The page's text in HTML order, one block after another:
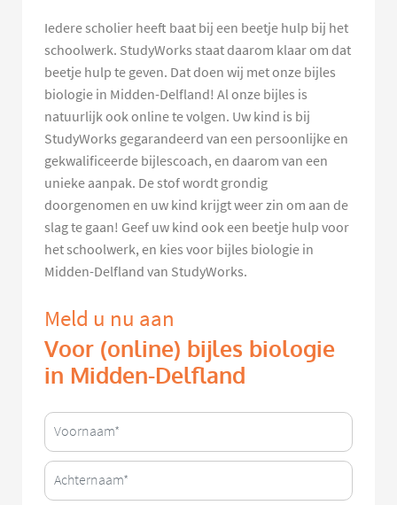
Iedere scholier heeft baat bij een beetje hulp bij het
schoolwerk. StudyWorks staat daarom klaar om dat
beetje hulp te geven. Dat doen wij met onze bijles
biologie in Midden-Delfland! Al onze bijles is
natuurlijk ook online te volgen. Uw kind is bij
StudyWorks gegarandeerd van een persoonlijke en
gekwalificeerde bijlescoach, en daarom van een
unieke aanpak. De stof wordt grondig
doorgenomen en uw kind krijgt weer zin om aan de
slag te gaan! Geef uw kind ook een beetje hulp voor
het schoolwerk, en kies voor bijles biologie in
Midden-Delfland van StudyWorks.
Meld u nu aan
Voor (online) bijles biologie
in Midden-Delfland